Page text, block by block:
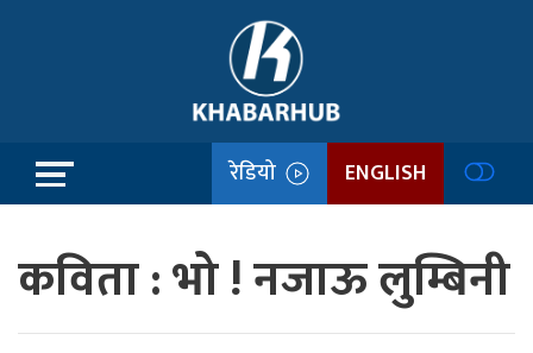
रेडियो ENGLISH
कविता : भो ! नजाऊ लुम्बिनी